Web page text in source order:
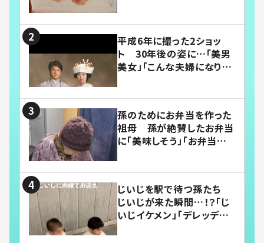
平成6年に撮った2ショッ
ト 30年後の姿に…「美男
美女」「こんな夫婦になりた
孫のためにお弁当を作った
祖母 孫が絶賛したお弁当
に「美味しそう」「お弁当すご
じいじを駅で待つ孫たち
じいじが来た瞬間…！？「じ
いじイケメン」「デレッデレ」